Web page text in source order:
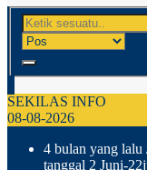
SEKILAS INFO
08-08-2026
4 bulan yang lalu
tanggal 2 Juni-